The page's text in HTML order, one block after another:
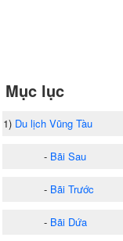
Mục lục
1) Du lịch Vũng Tàu
- Bãi Sau
- Bãi Trước
- Bãi Dứa